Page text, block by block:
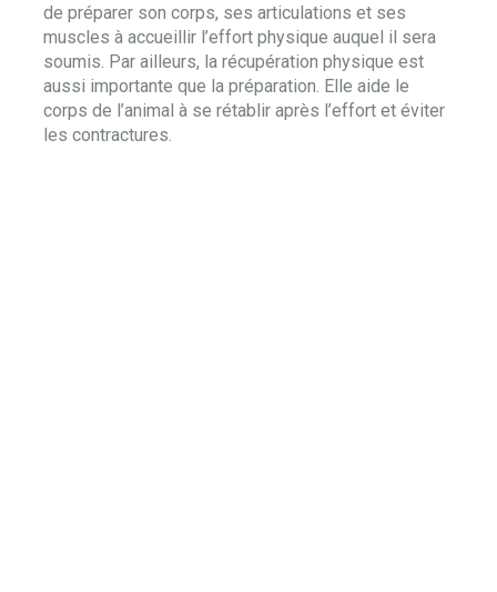
de préparer son corps, ses articulations et ses
muscles à accueillir l’effort physique auquel il sera
soumis. Par ailleurs, la récupération physique est
aussi importante que la préparation. Elle aide le
corps de l’animal à se rétablir après l’effort et éviter
les contractures.